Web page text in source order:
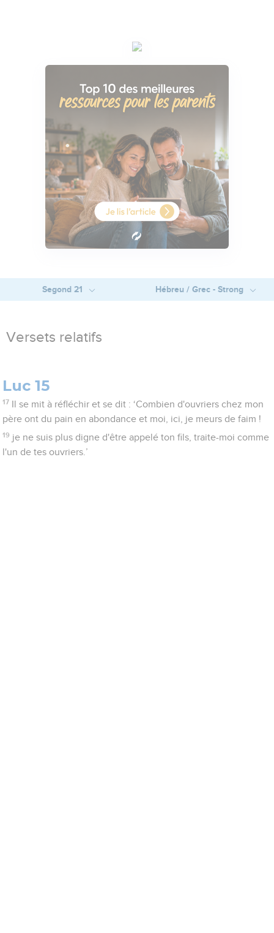
Segond 21 Hébreu / Grec - Strong
Versets relatifs
Luc 15
17
Il se mit à réfléchir et se dit : ‘Combien d'ouvriers chez mon
père ont du pain en abondance et moi, ici, je meurs de faim !
19 je ne suis plus digne d'être appelé ton fils, traite-moi comme
l'un de tes ouvriers.’